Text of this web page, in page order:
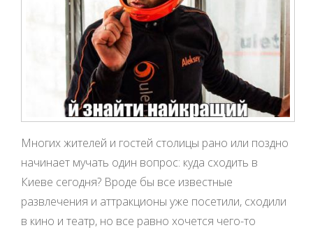
Многих жителей и гостей столицы рано или поздно
начинает мучать один вопрос: куда сходить в
Киеве сегодня? Вроде бы все известные
развлечения и аттракционы уже посетили, сходили
в кино и театр, но все равно хочется чего-то